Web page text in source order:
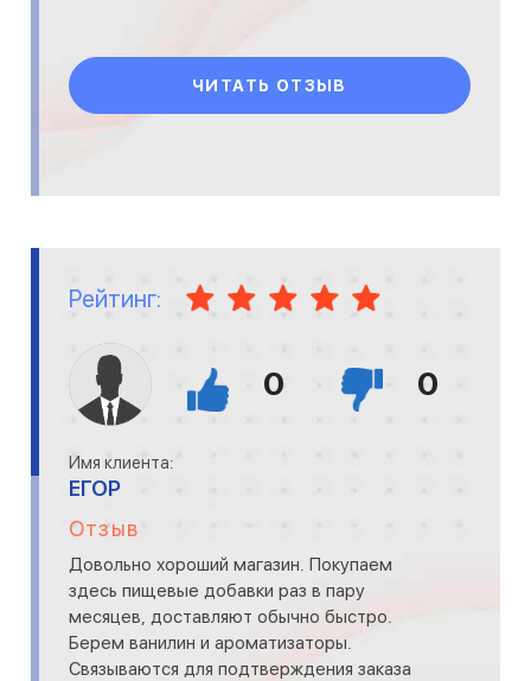
ЧИТАТЬ ОТЗЫВ
Рейтинг:
0 0
Имя клиента:
ЕГОР
Отзыв
Довольно хороший магазин. Покупаем
здесь пищевые добавки раз в пару
месяцев, доставляют обычно быстро.
Берем ванилин и ароматизаторы.
Связываются для подтверждения заказа